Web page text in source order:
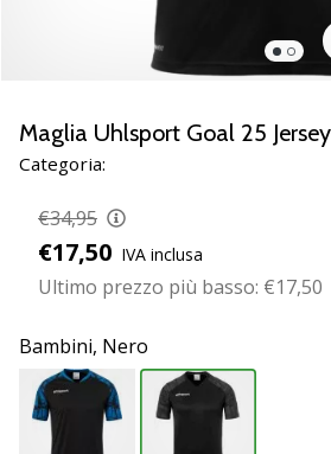
da
pallamano
PUMA
Accelerate
NITRO
SQD
5!
gli
aggiornamenti
tecnici
e
valuta
Maglia Uhlsport Goal 25
Categoria:
€34,95
€17,50 IVA inclusa
Ultimo prezzo più basso: €17,50
Bambini, Nero